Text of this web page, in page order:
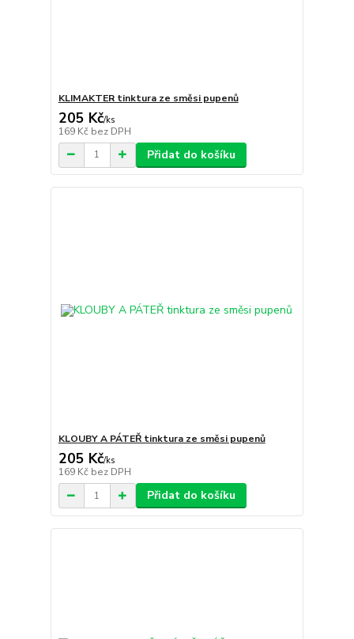
KLIMAKTER tinktura ze směsi pupenů
205 Kč/ks
169 Kč bez DPH
Přidat do košíku
KLOUBY A PÁTEŘ tinktura ze směsi pupenů
205 Kč/ks
169 Kč bez DPH
Přidat do košíku